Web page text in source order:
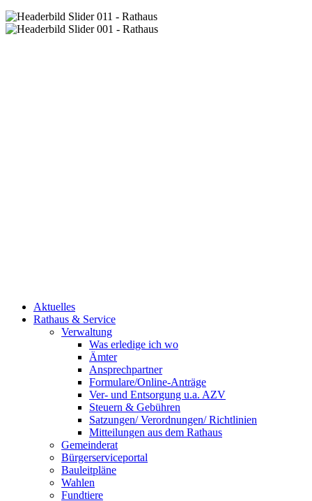
Aktuelles
Rathaus & Service
Verwaltung
Was erledige ich wo
Ämter
Ansprechpartner
Formulare/Online-Anträge
Ver- und Entsorgung u.a. AZV
Steuern & Gebühren
Satzungen/ Verordnungen/ Richtlinien
Mitteilungen aus dem Rathaus
Gemeinderat
Bürgerserviceportal
Bauleitpläne
Wahlen
Fundtiere